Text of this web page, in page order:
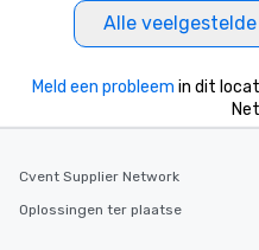
Alle
Meld een probleem in dit
Cvent Supplier Network
Oplossingen ter plaatse